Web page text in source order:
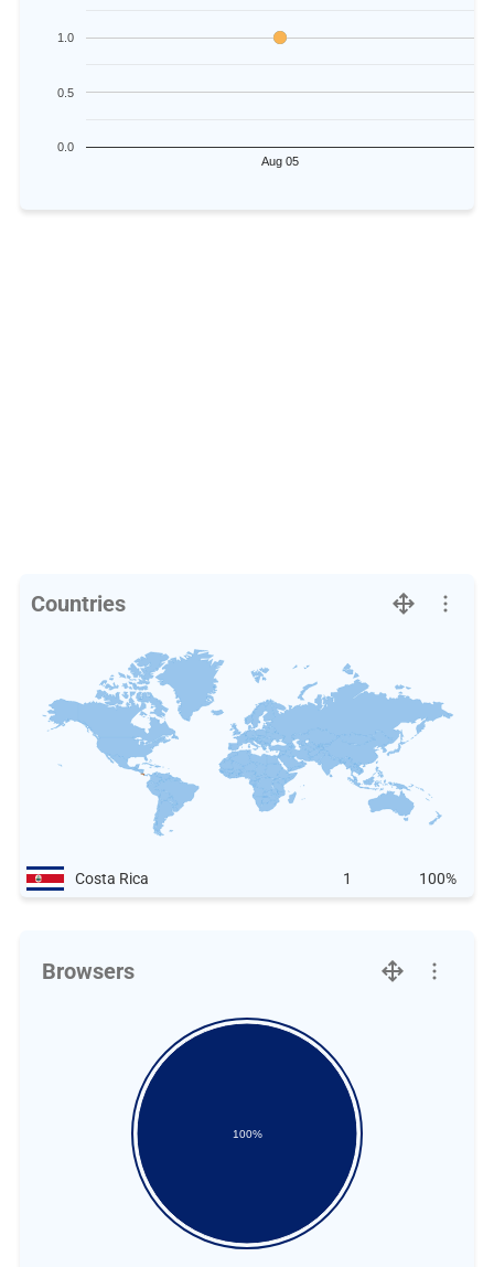
Aug 05
0.0
0.5
1.0
Countries
Costa Rica 1 100%
Browsers
100%